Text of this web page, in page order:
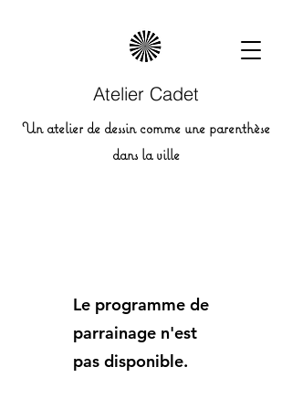
Atelier Cadet
Un atelier de dessin comme une parenthèse
dans la ville
Le programme de
parrainage n'est
pas disponible.